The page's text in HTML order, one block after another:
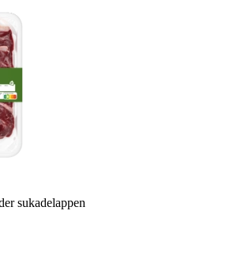
sukadelappen